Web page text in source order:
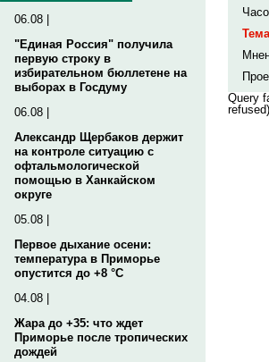
06.08 |
"Единая Россия" получила
первую строку в
избирательном бюллетене на
выборах в Госдуму
06.08 |
Александр Щербаков держит
на контроле ситуацию с
офтальмологической
помощью в Ханкайском
округе
05.08 |
Первое дыхание осени:
температура в Приморье
опустится до +8 °C
04.08 |
Жара до +35: что ждет
Приморье после тропических
дождей
Query